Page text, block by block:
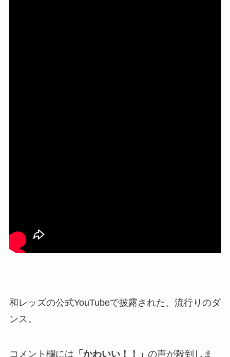
和レッズの公式YouTubeで披露された、流行りのダ
ンス。
コメント欄には 「かわいい！！」 の声が殺到しま